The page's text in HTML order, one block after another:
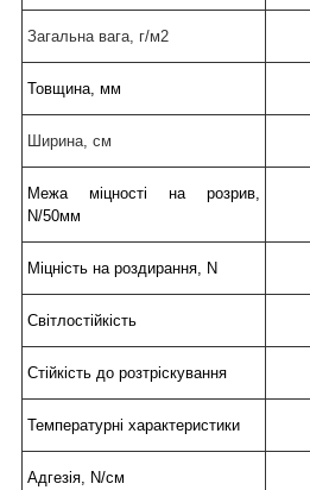
Загальна вага, г/м2
Товщина, мм
Ширина, см
Межа міцності на розрив,
N/50мм
Міцність на роздирання, N
Світлостійкість
Стійкість до розтріскування
Температурні характеристики
Адгезія, N/см